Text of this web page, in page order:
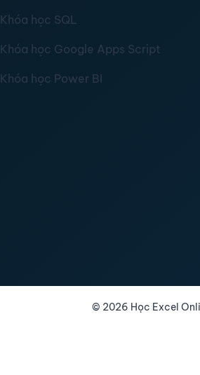
Khóa học SQL
Khóa học Google Apps Script
Khóa học Power BI
© 2026 Học Excel